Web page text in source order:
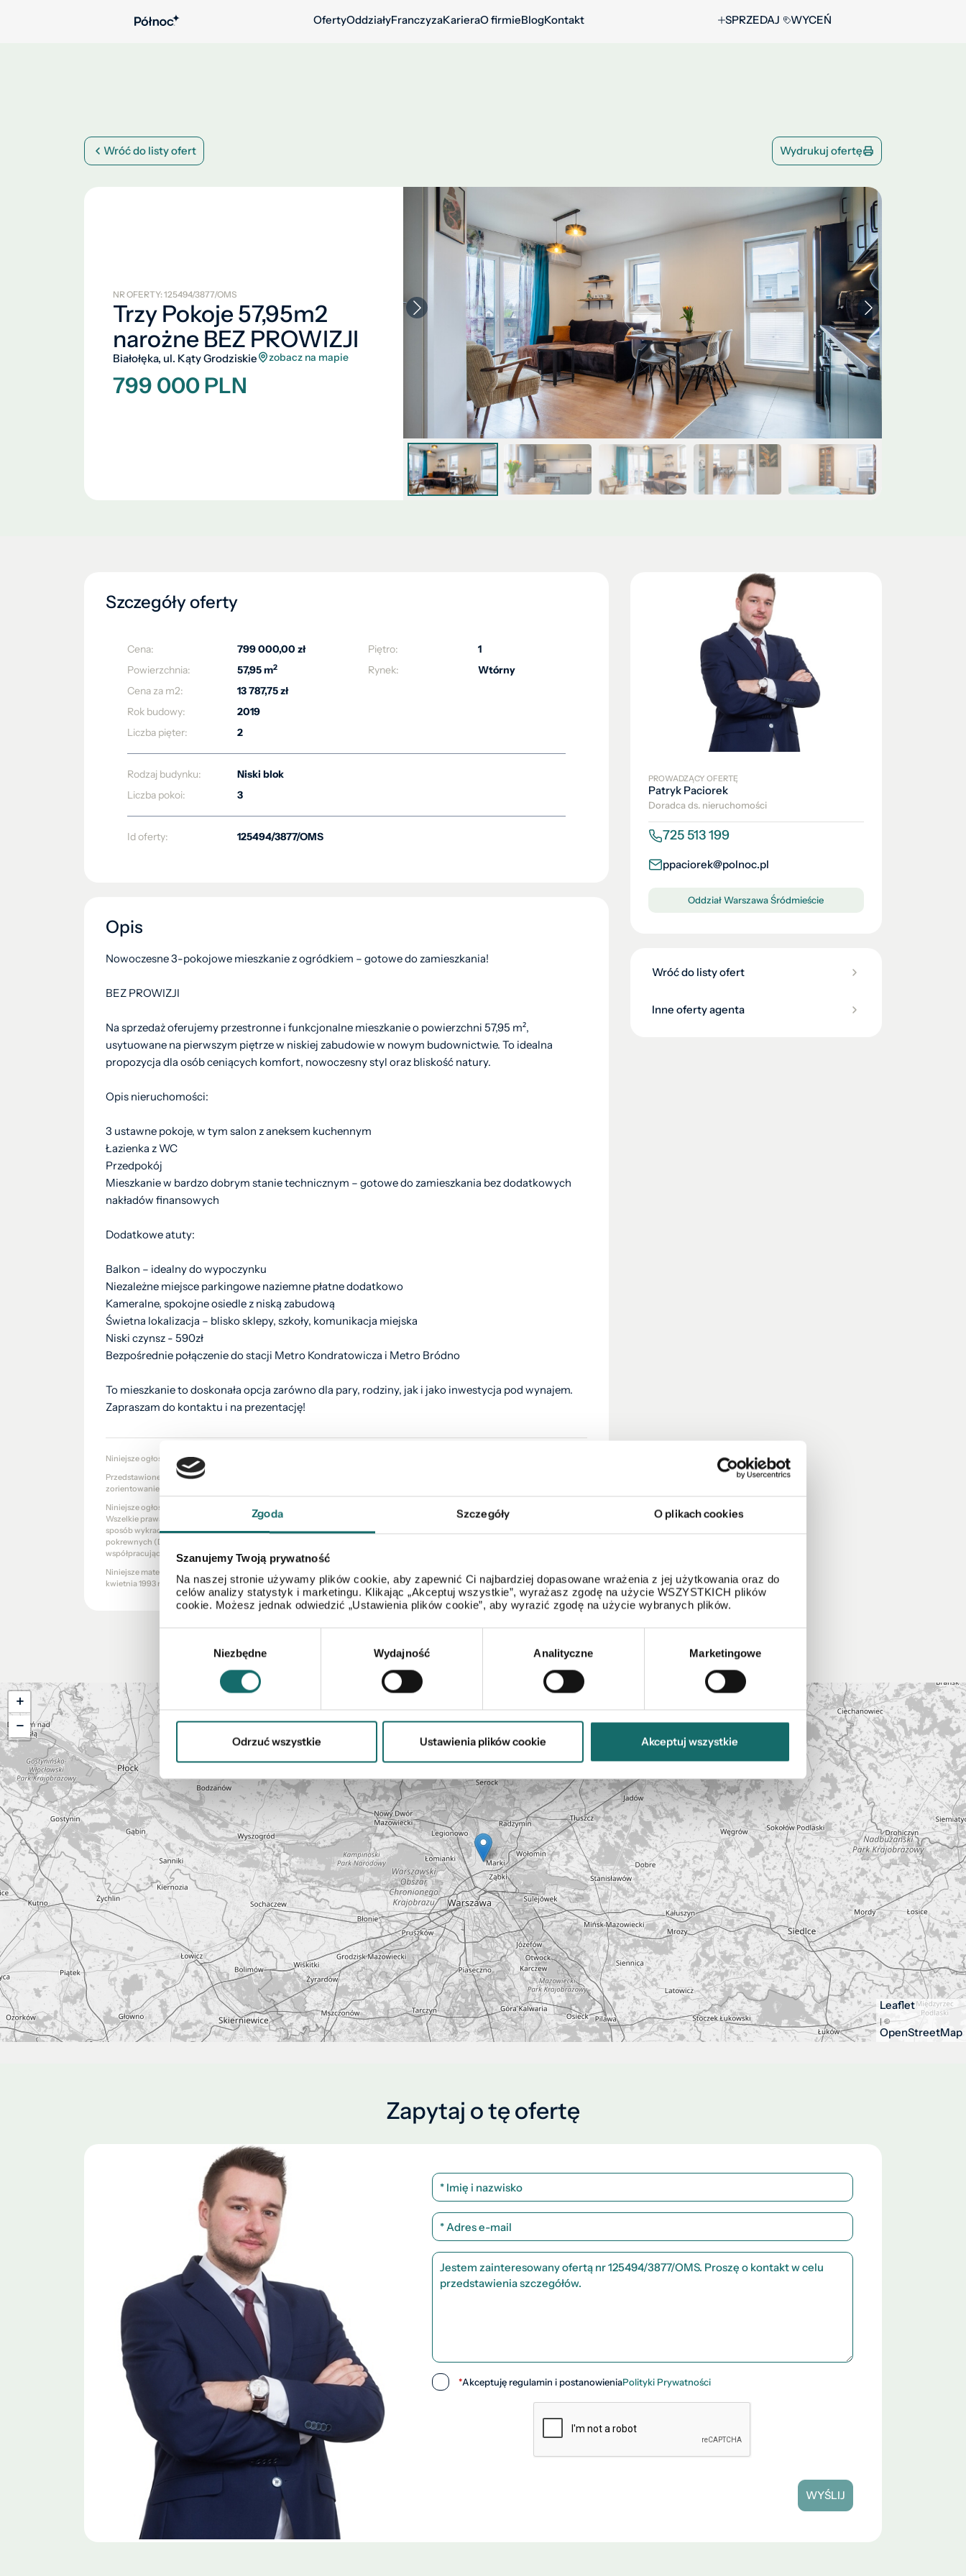
Zgoda Szczegóły O plikach cookies
Szanujemy Twoją prywatność
Na naszej stronie używamy plików cookie, aby zapewnić Ci najbardziej dopasowane wrażenia z jej użytkowania oraz do
celów analizy statystyk i marketingu. Klikając „Akceptuj wszystkie”, wyrażasz zgodę na użycie WSZYSTKICH plików
cookie. Możesz jednak odwiedzić „Ustawienia plików cookie”, aby wyrazić zgodę na użycie wybranych plików.
Niezbędne Wydajność Analityczne Marketingowe
Odrzuć wszystkie Ustawienia plików cookie Akceptuj wszystkie
OfertyOddziałyFranczyzaKarieraO firmieBlogKontakt SPRZEDAJ WYCEŃ
Wróć do listy ofert Wydrukuj ofertę
NR OFERTY: 125494/3877/OMS
Trzy Pokoje 57,95m2
narożne BEZ PROWIZJI
Białołęka, ul. Kąty Grodziskie zobacz na mapie
799 000 PLN
Szczegóły oferty
Cena:
799 000,00 zł
Powierzchnia:
57,95 m2
Cena za m2:
13 787,75 zł
Rok budowy:
2019
Liczba pięter:
2
Piętro:
1
Rynek:
Wtórny
Rodzaj budynku:
Niski blok
Liczba pokoi:
3
Id oferty: 125494/3877/OMS
Opis
Nowoczesne 3-pokojowe mieszkanie z ogródkiem – gotowe do zamieszkania!
BEZ PROWIZJI
Na sprzedaż oferujemy przestronne i funkcjonalne mieszkanie o powierzchni 57,95 m²,
usytuowane na pierwszym piętrze w niskiej zabudowie w nowym budownictwie. To idealna
propozycja dla osób ceniących komfort, nowoczesny styl oraz bliskość natury.
Opis nieruchomości:
3 ustawne pokoje, w tym salon z aneksem kuchennym
Łazienka z WC
Przedpokój
Mieszkanie w bardzo dobrym stanie technicznym – gotowe do zamieszkania bez dodatkowych
nakładów finansowych
Dodatkowe atuty:
Balkon – idealny do wypoczynku
Niezależne miejsce parkingowe naziemne płatne dodatkowo
Kameralne, spokojne osiedle z niską zabudową
Świetna lokalizacja – blisko sklepy, szkoły, komunikacja miejska
Niski czynsz - 590zł
Bezpośrednie połączenie do stacji Metro Kondratowicza i Metro Bródno
To mieszkanie to doskonała opcja zarówno dla pary, rodziny, jak i jako inwestycja pod wynajem.
Zapraszam do kontaktu i na prezentację!
Niniejsze ogłoszenie nie stanowi oferty w rozumieniu Kodeksu Cywilnego, lecz ma charakter informacyjny.
Przedstawione wizualizacje i grafiki mają charakter wyłącznie poglądowy i stanowią wyłącznie materiał pomocniczy, ułatwiający
zorientowanie się w ogólnym wyglądzie oferowanej nieruchomości.
Niniejsze ogłoszenie wraz z jego elementami jest własnością Północ Nieruchomości Sp z o.o. lub podmiotu współpracującego.
Wszelkie prawa zastrzeżone. Kopiowanie, rozpowszechnianie oraz korzystanie z niniejszych materiałów w jakikolwiek inny
sposób wykraczający poza dozwolony użytek określony przepisami ustawy z 4 lutego 1994 r. o prawie autorskim i prawach
pokrewnych (Dz. U. 1994, nr 24 poz. 83 z późn. zm.) bez pisemnej zgody Północ Nieruchomości Sp z o.o. lub podmiotów
współpracujących jest zabronione i może stanowić podstawę odpowiedzialności cywilnej oraz karnej.
Niniejsze materiały stanowią tajemnicę przedsiębiorstwa PÓŁNOC NIERUCHOMOŚCI Sp. z o.o. w rozumieniu ustawy z dnia 16
kwietnia 1993 r. o zwalczaniu nieuczciwej konkurencji (Dz. U. z 2003 r., Nr 153, poz. 1503 z późn. zm.).
PROWADZĄCY OFERTĘ
Patryk Paciorek
Doradca ds. nieruchomości
725 513 199
ppaciorek@polnoc.pl
Oddział Warszawa Śródmieście
Wróć do listy ofert
Inne oferty agenta
+
−
Leaflet
| ©
OpenStreetMap
Zapytaj o tę ofertę
*Akceptuję regulamin i postanowieniaPolityki Prywatności
WYŚLIJ